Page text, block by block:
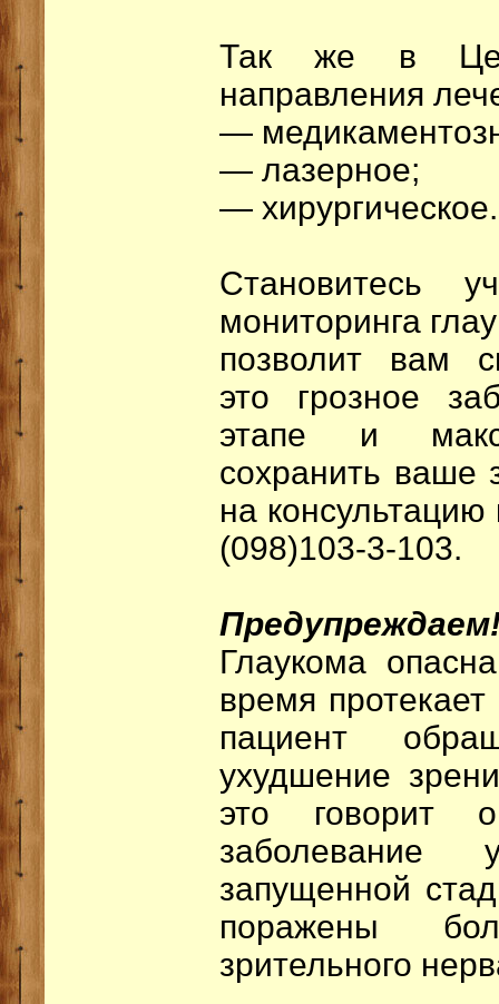
Так же в
направления
—
— лазерное;
— хирургическое.
Становитесь
мониторинга
позволит вам
это грозное
этапе и
сохранить ваше
на
(098)103-3-103.
Глаукома
время
пациент
ухудшение
это говорит
запущенной
поражены
зрительного